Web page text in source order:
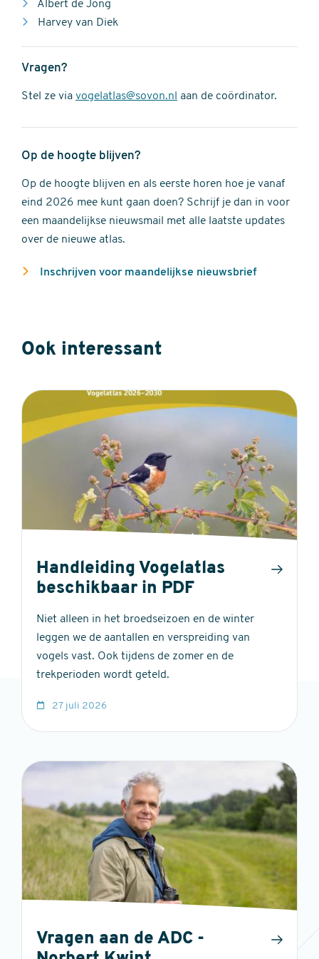
Albert de Jong
Harvey van Diek
Vragen?
Stel ze via vogelatlas@sovon.nl aan de coördinator.
Op de hoogte blijven?
Op de hoogte blijven en als eerste horen hoe je vanaf
eind 2026 mee kunt gaan doen? Schrijf je dan in voor
een maandelijkse nieuwsmail met alle laatste updates
over de nieuwe atlas.
Inschrijven voor maandelijkse nieuwsbrief
Ook interessant
Handleiding Vogelatlas
beschikbaar in PDF
Niet alleen in het broedseizoen en de winter
leggen we de aantallen en verspreiding van
vogels vast. Ook tijdens de zomer en de
trekperioden wordt geteld.
27 juli 2026
Vragen aan de ADC -